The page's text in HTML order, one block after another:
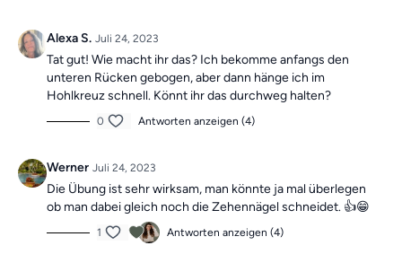
Alexa S. Juli 24, 2023
Tat gut! Wie macht ihr das? Ich bekomme anfangs den
unteren Rücken gebogen, aber dann hänge ich im
Hohlkreuz schnell. Könnt ihr das durchweg halten?
0 Antworten anzeigen (4)
Werner Juli 24, 2023
Die Übung ist sehr wirksam, man könnte ja mal überlegen
ob man dabei gleich noch die Zehennägel schneidet. 👍😁
1 Antworten anzeigen (4)